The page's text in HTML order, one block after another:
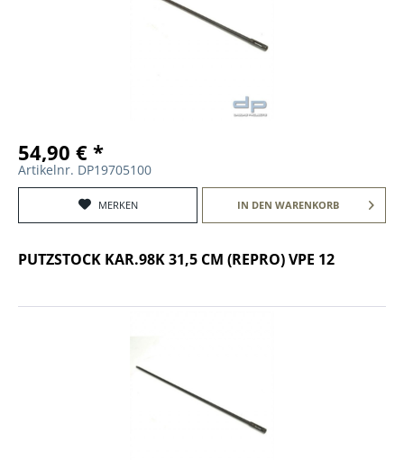
54,90 € *
Artikelnr. DP19705100
MERKEN IN DEN WARENKORB
PUTZSTOCK KAR.98K 31,5 CM (REPRO) VPE 12